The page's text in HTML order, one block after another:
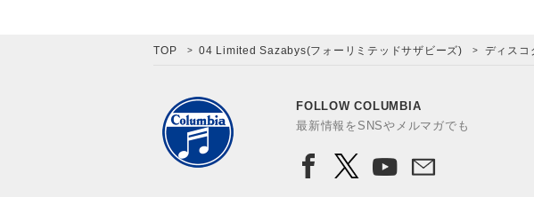
TOP 04 Limited Sazabys(フォーリミテッドサザビーズ) ディスコ
FOLLOW COLUMBIA
最新情報をSNSやメルマガでも